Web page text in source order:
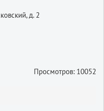
д. 2
Просмотров: 10052